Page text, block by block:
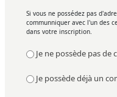
Si vous ne possédez pas
communniquer avec l'un des
dans votre inscription.
Je ne possède pas de
Je possède déjà un